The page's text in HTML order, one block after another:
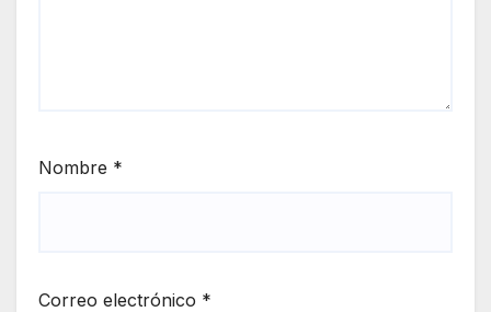
Nombre *
Correo electrónico *